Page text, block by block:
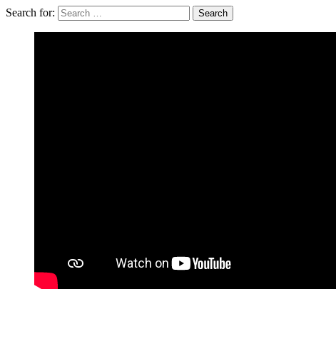
Search for: